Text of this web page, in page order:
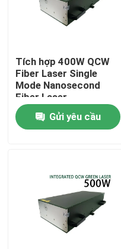
Chương trình VR
Về chúng tôi
Tham quan nhà máy
Kiểm soát chất lượng
Yêu cầu báo giá
Tích hợp 400W QCW
Fiber Laser Single
Mode Nanosecond
Fiber Laser
Gửi yêu cầu